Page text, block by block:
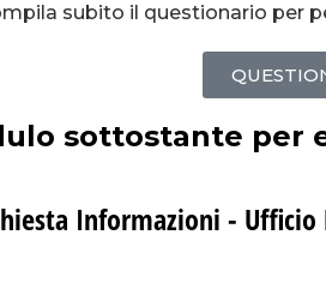
subito il questionario per
sottostante per
Informazioni - Ufficio